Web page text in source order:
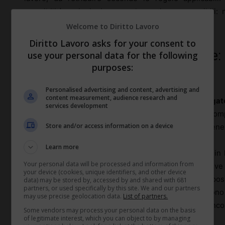
reperibilità e riunioni come elementi
tracciabilità dei tempie sui diritti economici.
Riunioni obbligatorie e
La linea di confine più rilevante è tra riunioni
primo caso, se la mancata partecipazione può
esclusione da informazioni essenziali, è difficile
Una riunione obbligatoria fissata fuori orario ricade,
straordinarioo, in alcuni casi, di turnazione.
rilevazione presenze, retribuita o compensata con
massimi di orario. Nei contesti dove i controlli
consulenza o studi professionali – il rischio è che
accumulo di ore non dichiarate.
Welcome to Diritto Lavoro
Diritto Lavoro asks for your consent to
use your personal data for the following
purposes:
Personalised advertising and content, advertising and
content measurement, audience research and
services development
Store and/or access information on a device
Learn more
Your personal data will be processed and information from
your device (cookies, unique identifiers, and other device
data) may be stored by, accessed by and shared with 681
partners, or used specifically by this site. We and our partners
may use precise geolocation data. List of partners.
Some vendors may process your personal data on the basis
of legitimate interest, which you can object to by managing